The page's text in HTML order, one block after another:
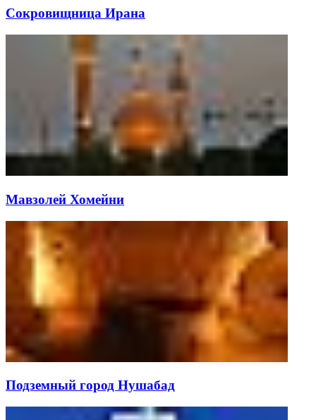
Сокровищница Ирана
Мавзолей Хомейни
Подземный город Нушабад